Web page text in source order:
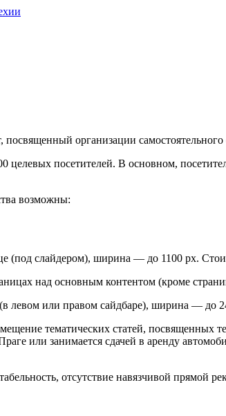
организации
целевых посетителей. В основном,
возможны:
(под слайдером), ширина — до 1100 px.
над основным контентом (кроме
(в левом или правом сайдбаре), ширина — до
тематических статей, посвященных
или занимается сдачей в аренду
отсутствие навязчивой прямой